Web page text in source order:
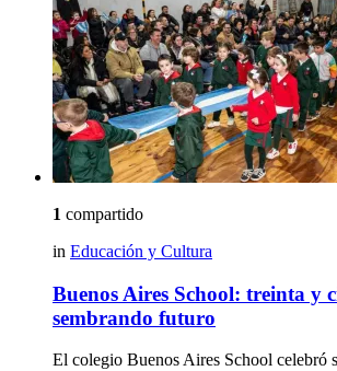
1 compartido
in Educación y Cultura
Buenos Aires School: treinta y
sembrando futuro
El colegio Buenos Aires School celebró